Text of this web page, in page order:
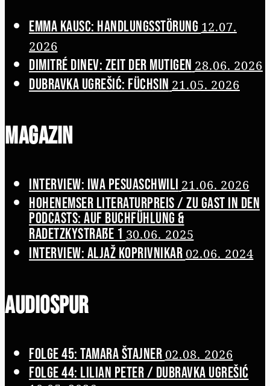
Emma Kausc: Handlungsstörung 12.07.
2026
Dimitré Dinev: Zeit der Mutigen 28.06. 2026
Dubravka Ugrešić: Füchsin 21.05. 2026
Magazin
Interview: Iwa Pesuaschwili 21.06. 2026
Hohenemser Literaturpreis / Zu Gast in den
Podcasts: Auf Buchfühlung &
Radetzkystraße 1 30.06. 2025
Interview: Aljaž Koprivnikar 02.06. 2024
Audiospur
Folge 45: Tamara Štajner 02.08. 2026
Folge 44: Lilian Peter / Dubravka Ugrešić